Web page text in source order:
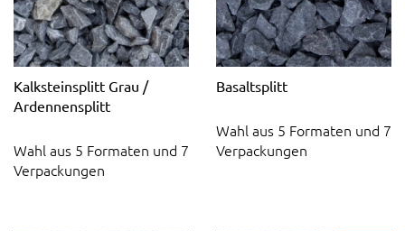
Kalksteinsplitt Grau /
Ardennensplitt
Wahl aus 5 Formaten und 7
Verpackungen
Basaltsplitt
Wahl aus 5 Formaten und 7
Verpackungen